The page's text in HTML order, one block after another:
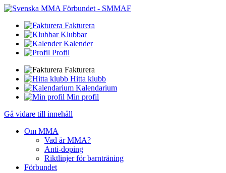
Fakturera
Klubbar
Kalender
Profil
Fakturera
Hitta klubb
Kalendarium
Min profil
Gå vidare till innehåll
Om MMA
Vad är MMA?
Anti-doping
Riktlinjer för barnträning
Förbundet